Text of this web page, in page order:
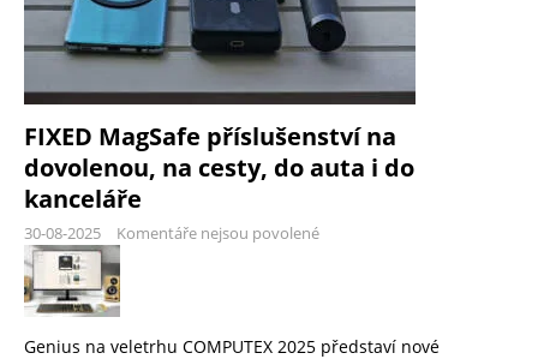
FIXED MagSafe příslušenství na
dovolenou, na cesty, do auta i do
kanceláře
30-08-2025 Komentáře nejsou povolené
Genius na veletrhu COMPUTEX 2025 představí nové